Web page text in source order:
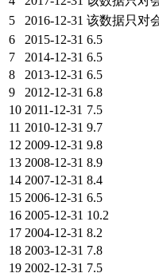
5
2016-12-31 该数据只对
6
2015-12-31 6.5
7
2014-12-31 6.5
8
2013-12-31 6.5
9
2012-12-31 6.8
10 2011-12-31 7.5
11 2010-12-31 9.7
12 2009-12-31 9.8
13 2008-12-31 8.9
14 2007-12-31 8.4
15 2006-12-31 6.5
16 2005-12-31 10.2
17 2004-12-31 8.2
18 2003-12-31 7.8
19 2002-12-31 7.5